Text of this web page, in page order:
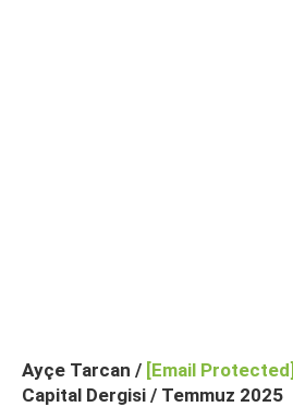
Ayçe Tarcan / [email Protected]
Capital Dergisi / Temmuz 2025